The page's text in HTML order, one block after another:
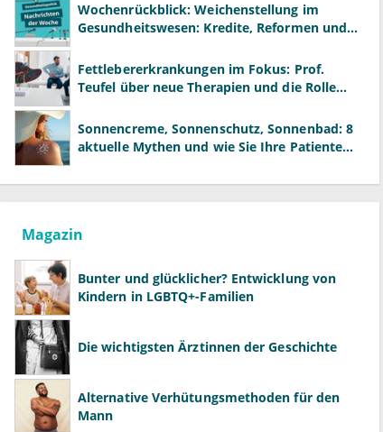
Wochenrückblick: Weichenstellung im
Gesundheitswesen: Kredite, Reformen und
Fettlebererkrankungen im Fokus: Prof.
Teufel über neue Therapien und die Rolle
Sonnencreme, Sonnenschutz, Sonnenbad: 8
aktuelle Mythen und wie Sie Ihre Patienten
Magazin
Bunter und glücklicher? Entwicklung von
Kindern in LGBTQ+-Familien
Die wichtigsten Ärztinnen der Geschichte
Alternative Verhütungsmethoden für den
Mann